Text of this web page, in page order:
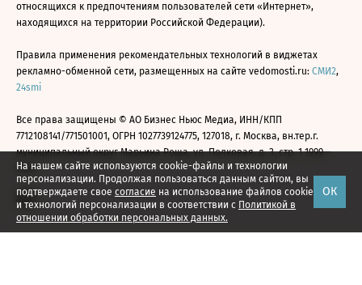
На нашем сайте используются cookie-файлы и технологии
персонализации. Продолжая пользоваться данным сайтом, вы
подтверждаете свое согласие на использование файлов cookie
и технологий персонализации в соответствии с Политикой в
отношении обработки персональных данных.
ОК
относящихся к предпочтениям пользователей сети «Интернет»,
находящихся на территории Российской Федерации).
Правила применения рекомендательных технологий в виджетах
рекламно-обменной сети, размещенных на сайте vedomosti.ru: СМИ2,
24smi
Все права защищены © АО Бизнес Ньюс Медиа, ИНН/КПП
7712108141/771501001, ОГРН 1027739124775, 127018, г. Москва, вн.тер.г.
муниципальный округ Марьина Роща, ул. Полковая, д. 3, стр. 1 1999—
2026